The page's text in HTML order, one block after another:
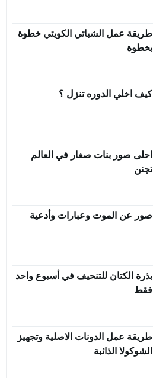
طريقة عمل الشباتي الكويتي خطوة
بخطوة
كيف اخلي الدوره تنزل ؟
احلى صور بنات صغار في العالم
تجنن
صور عن الموت وعبارات وأدعية
بذرة الكتان للتنحيف في أسبوع واحد
فقط
طريقة عمل الدونات الاصلية وتجهيز
الشوكولا الذائبة